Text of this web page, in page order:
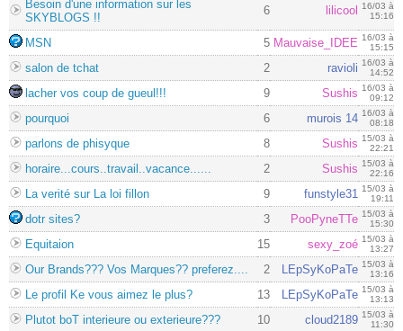
Besoin d'une information sur les
SKYBLOGS !!
6 lilicool
16/03 à
15:16
MSN 5 Mauvaise_IDEE 16/03 à
15:15
salon de tchat 2 ravioli 16/03 à
14:52
lacher vos coup de gueul!!! 9 Sushis 16/03 à
09:12
pourquoi 6 murois 14 16/03 à
08:18
parlons de phisyque 8 Sushis 15/03 à
22:21
horaire...cours..travail..vacance...... 2 Sushis 15/03 à
22:16
La verité sur La loi fillon 9 funstyle31 15/03 à
19:11
dotr sites? 3 PooPyneTTe 15/03 à
15:30
Equitaion 15 sexy_zoé 15/03 à
13:27
Our Brands??? Vos Marques?? preferez.... 2 LEpSyKoPaTe 15/03 à
13:16
Le profil Ke vous aimez le plus? 13 LEpSyKoPaTe 15/03 à
13:13
Plutot boT interieure ou exterieure??? 10 cloud2189 15/03 à
11:30